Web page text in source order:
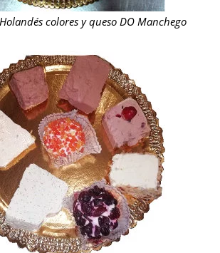
colores y queso DO Manchego